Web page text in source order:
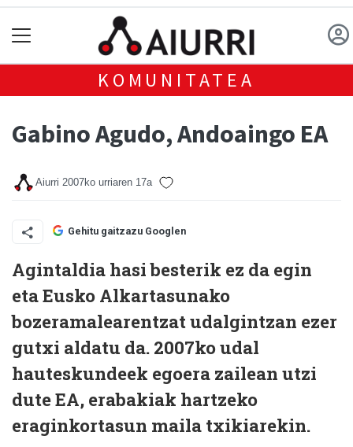
KOMUNITATEA
Gabino Agudo, Andoaingo EA
Aiurri 2007ko urriaren 17a
Gehitu gaitzazu Googlen
Agintaldia hasi besterik ez da egin
eta Eusko Alkartasunako
bozeramalearentzat udalgintzan ezer
gutxi aldatu da. 2007ko udal
hauteskundeek egoera zailean utzi
dute EA, erabakiak hartzeko
eraginkortasun maila txikiarekin.